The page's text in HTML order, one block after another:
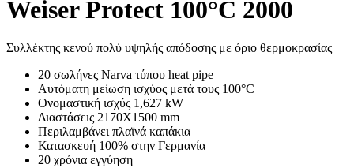
Weiser Protect 100°C 2000
Συλλέκτης κενού πολύ υψηλής απόδοσης με όριο θερμοκρασίας
20 σωλήνες Narva τύπου heat pipe
Αυτόματη μείωση ισχύος μετά τους 100°C
Ονομαστική ισχύς 1,627 kW
Διαστάσεις 2170X1500 mm
Περιλαμβάνει πλαϊνά καπάκια
Κατασκευή 100% στην Γερμανία
20 χρόνια εγγύηση